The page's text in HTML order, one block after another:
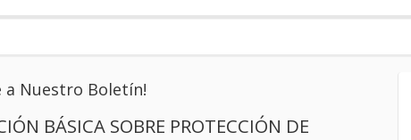
a Nuestro Boletín!
BÁSICA SOBRE PROTECCIÓN DE